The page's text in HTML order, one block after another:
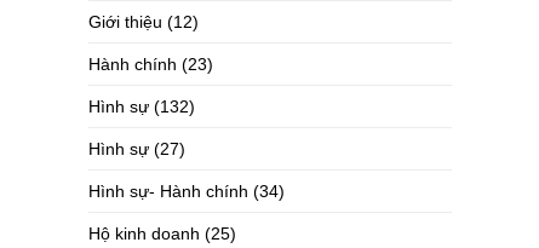
Giới thiệu (12)
Hành chính (23)
Hình sự (132)
Hình sự (27)
Hình sự- Hành chính (34)
Hộ kinh doanh (25)